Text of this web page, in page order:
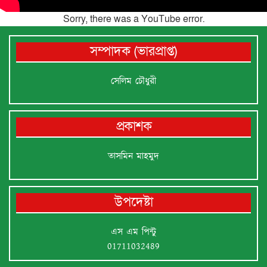
Sorry, there was a YouTube error.
সম্পাদক (ভারপ্রাপ্ত)
সেলিম চৌধুরী
প্রকাশক
তাসমিন মাহমুদ
উপদেষ্টা
এস এম পিন্টু
01711032489